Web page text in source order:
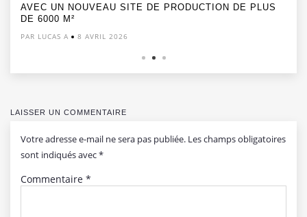
AVEC UN NOUVEAU SITE DE PRODUCTION DE PLUS
DE 6000 M²
PAR LUCAS A 8 AVRIL 2026
LAISSER UN COMMENTAIRE
Votre adresse e-mail ne sera pas publiée. Les champs obligatoires
sont indiqués avec*
Commentaire *